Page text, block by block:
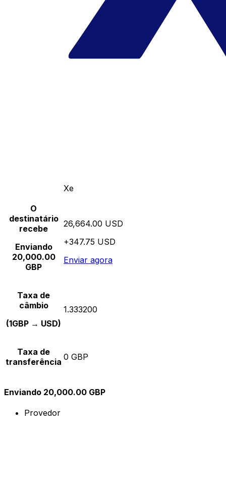
Xe
O
destinatário
recebe
Enviando
20,000.00
GBP
26,664.00 USD
+347.75 USD
Enviar agora
Taxa de
câmbio
(1GBP → USD)
1.333200
Taxa de
transferência 0 GBP
Enviando 20,000.00 GBP
Provedor